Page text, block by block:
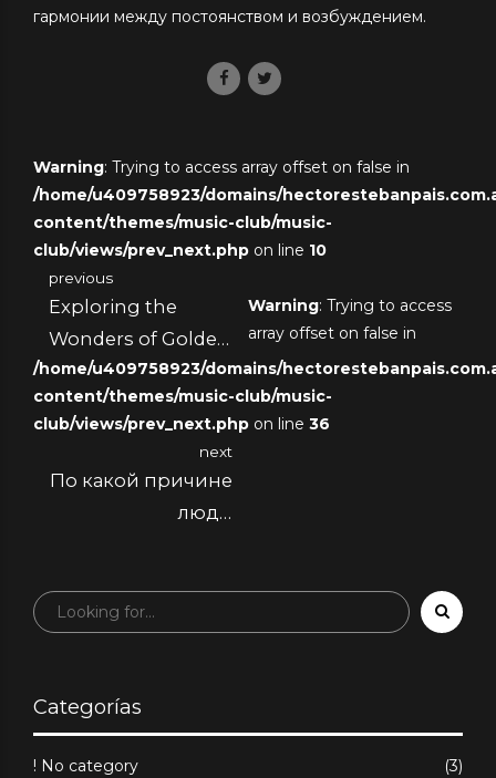
гармонии между постоянством и возбуждением.
Warning: Trying to access array offset on false in
/home/u409758923/domains/
content/themes/music-club/music-
club/views/prev_next.php on line 10
previous
Exploring the
Wonders of Golden
Tiger Casino in the
Heart of Canada
Warning: Trying to access
array offset on false in
/home/u409758923/domains/
content/themes/music-club/music-
club/views/prev_next.php on line 36
next
По какой причине
люди
переживаниями
Categorías
! No category (3)